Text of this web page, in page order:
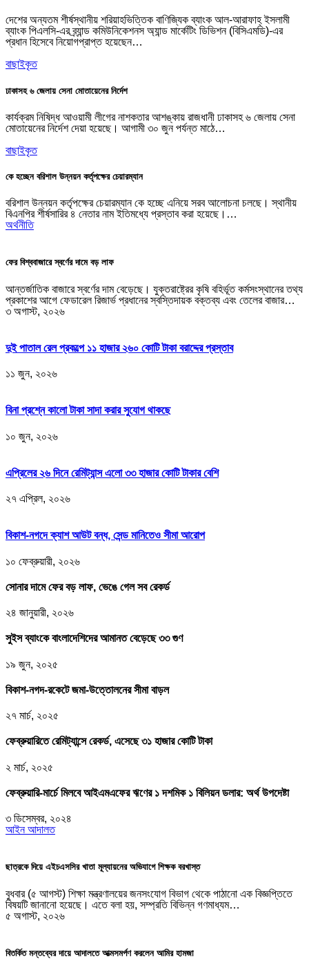
দেশের অন্যতম শীর্ষস্থানীয় শরিয়াহভিত্তিক বাণিজ্যিক ব্যাংক আল-আরাফাহ্ ইসলামী
ব্যাংক পিএলসি-এর ব্র্যান্ড কমিউনিকেশনস অ্যান্ড মার্কেটিং ডিভিশন (বিসিএমডি)-এর
প্রধান হিসেবে নিয়োগপ্রাপ্ত হয়েছেন…
বাছাইকৃত
ঢাকাসহ ৬ জেলায় সেনা মোতায়েনের নির্দেশ
কার্যক্রম নিষিদ্ধ আওয়ামী লীগের নাশকতার আশঙ্কায় রাজধানী ঢাকাসহ ৬ জেলায় সেনা
মোতায়েনের নির্দেশ দেয়া হয়েছে। আগামী ৩০ জুন পর্যন্ত মাঠে…
বাছাইকৃত
কে হচ্ছেন বরিশাল উন্নয়ন কর্তৃপক্ষের চেয়ারম্যান
বরিশাল উন্নয়ন কর্তৃপক্ষের চেয়ারম্যান কে হচ্ছে এনিয়ে সরব আলোচনা চলছে। স্থানীয়
বিএনপির শীর্ষসারির ৪ নেতার নাম ইতিমধ্যে প্রস্তাব করা হয়েছে।…
অর্থনীতি
ফের বিশ্ববাজারে স্বর্ণের দামে বড় লাফ
আন্তর্জাতিক বাজারে স্বর্ণের দাম বেড়েছে। যুক্তরাষ্ট্রের কৃষি বহির্ভূত কর্মসংস্থানের তথ্য
প্রকাশের আগে ফেডারেল রিজার্ভ প্রধানের স্বস্তিদায়ক বক্তব্য এবং তেলের বাজার…
৩ অগাস্ট, ২০২৬
দুই পাতাল রেল প্রকল্পে ১১ হাজার ২৬০ কোটি টাকা বরাদ্দের প্রস্তাব
১১ জুন, ২০২৬
বিনা প্রশ্নে কালো টাকা সাদা করার সুযোগ থাকছে
১০ জুন, ২০২৬
এপ্রিলের ২৬ দিনে রেমিট্যান্স এলো ৩৩ হাজার কোটি টাকার বেশি
২৭ এপ্রিল, ২০২৬
বিকাশ-নগদে ক্যাশ আউট বন্ধ, সেন্ড মানিতেও সীমা আরোপ
১০ ফেব্রুয়ারী, ২০২৬
সোনার দামে ফের বড় লাফ, ভেঙে গেল সব রেকর্ড
২৪ জানুয়ারী, ২০২৬
সুইস ব্যাংকে বাংলাদেশিদের আমানত বেড়েছে ৩৩ গুণ
১৯ জুন, ২০২৫
বিকাশ-নগদ-রকেটে জমা-উত্তোলনের সীমা বাড়ল
২৭ মার্চ, ২০২৫
ফেব্রুয়ারিতে রেমিট্যান্সে রেকর্ড, এসেছে ৩১ হাজার কো‌টি টাকা
২ মার্চ, ২০২৫
ফেব্রুয়ারি-মার্চে মিলবে আইএমএফের ঋণের ১ দশমিক ১ বিলিয়ন ডলার: অর্থ উপদেষ্টা
৩ ডিসেম্বর, ২০২৪
আইন আদালত
ছাত্রকে দিয়ে এইচএসসির খাতা মূল্যায়নের অভিযাগে শিক্ষক বরখাস্ত
বুধবার (৫ আগস্ট) শিক্ষা মন্ত্রণালয়ের জনসংযোগ বিভাগ থেকে পাঠানো এক বিজ্ঞপ্তিতে
বিষয়টি জানানো হয়েছে। এতে বলা হয়, সম্প্রতি বিভিন্ন গণমাধ্যম…
৫ অগাস্ট, ২০২৬
বিতর্কিত মন্তব্যের দায়ে আদালতে আত্মসমর্পণ করলেন আমির হামজা